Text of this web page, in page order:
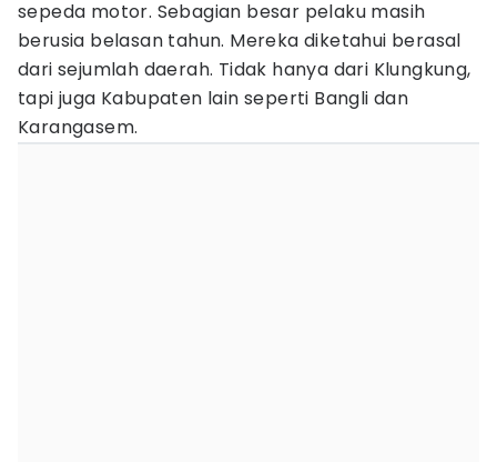
sepeda motor. Sebagian besar pelaku masih
berusia belasan tahun. Mereka diketahui berasal
dari sejumlah daerah. Tidak hanya dari Klungkung,
tapi juga Kabupaten lain seperti Bangli dan
Karangasem.